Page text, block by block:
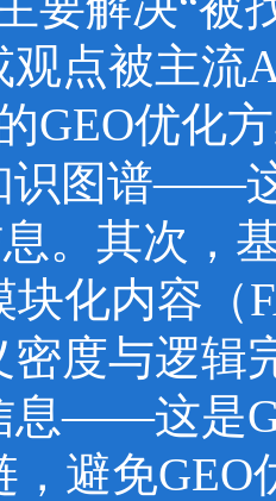
观点被主流
GEO优化
识图谱——
。其次，
化内容（
密度与逻辑
息——这是
，避免